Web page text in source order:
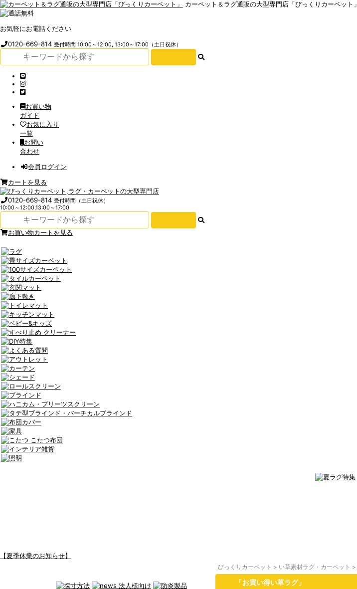
カーペット＆ラグ通販の大型専門店「びっくりカーペット」
お気軽にお電話ください
0120-669-814受付時間 10:00～12:00, 13:00～17:00（土日祝休）
お買い物
ガイド
お気に入り
一覧
お問い
合わせ
会員ログイン
カートを見る
0120-669-814受付時間（土日祝休）
10:00～12:00,13:00～17:00
お買い物カートを見る
【夏季休業のお知らせ】
びっくりカーペット > い草素材ラグ・カーペット >
「お買い得い草ラグ」